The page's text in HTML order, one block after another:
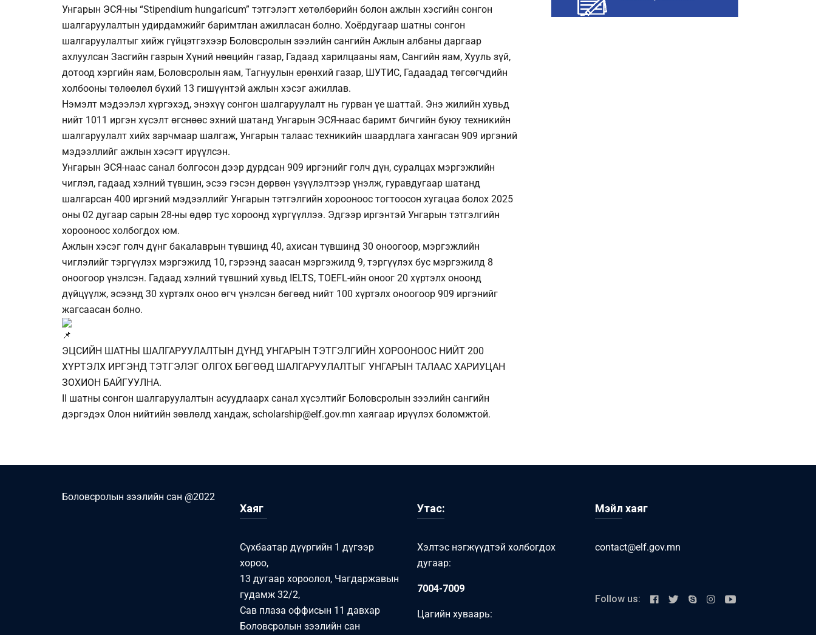
Унгарын ЭСЯ-ны “Stipendium hungaricum” тэтгэлэгт хөтөлбөрийн болон ажлын хэсгийн сонгон
шалгаруулалтын удирдамжийг баримтлан ажилласан болно. Хоёрдугаар шатны сонгон
шалгаруулалтыг хийж гүйцэтгэхээр Боловсролын зээлийн сангийн Ажлын албаны даргаар
ахлуулсан Засгийн газрын Хүний нөөцийн газар, Гадаад харилцааны яам, Сангийн яам, Хууль зүй,
дотоод хэргийн яам, Боловсролын яам, Тагнуулын ерөнхий газар, ШУТИС, Гадаадад төгсөгчдийн
холбооны төлөөлөл бүхий 13 гишүүнтэй ажлын хэсэг ажиллав.
Нэмэлт мэдээлэл хүргэхэд, энэхүү сонгон шалгаруулалт нь гурван үе шаттай. Энэ жилийн хувьд
нийт 1011 иргэн хүсэлт өгснөөс эхний шатанд Унгарын ЭСЯ-наас баримт бичгийн буюу техникийн
шалгаруулалт хийх зарчмаар шалгаж, Унгарын талаас техникийн шаардлага хангасан 909 иргэний
мэдээллийг ажлын хэсэгт ирүүлсэн.
Унгарын ЭСЯ-наас санал болгосон дээр дурдсан 909 иргэнийг голч дүн, суралцах мэргэжлийн
чиглэл, гадаад хэлний түвшин, эсээ гэсэн дөрвөн үзүүлэлтээр үнэлж, гуравдугаар шатанд
шалгарсан 400 иргэний мэдээллийг Унгарын тэтгэлгийн хорооноос тогтоосон хугацаа болох 2025
оны 02 дугаар сарын 28-ны өдөр тус хороонд хүргүүллээ. Эдгээр иргэнтэй Унгарын тэтгэлгийн
хорооноос холбогдох юм.
Ажлын хэсэг голч дүнг бакалаврын түвшинд 40, ахисан түвшинд 30 оноогоор, мэргэжлийн
чиглэлийг тэргүүлэх мэргэжилд 10, гэрээнд заасан мэргэжилд 9, тэргүүлэх бус мэргэжилд 8
оноогоор үнэлсэн. Гадаад хэлний түвшний хувьд IELTS, TOEFL-ийн оноог 20 хүртэлх оноонд
дүйцүүлж, эсээнд 30 хүртэлх оноо өгч үнэлсэн бөгөөд нийт 100 хүртэлх оноогоор 909 иргэнийг
жагсаасан болно.
ЭЦСИЙН ШАТНЫ ШАЛГАРУУЛАЛТЫН ДҮНД УНГАРЫН ТЭТГЭЛГИЙН ХОРООНООС НИЙТ 200
ХҮРТЭЛХ ИРГЭНД ТЭТГЭЛЭГ ОЛГОХ БӨГӨӨД ШАЛГАРУУЛАЛТЫГ УНГАРЫН ТАЛААС ХАРИУЦАН
ЗОХИОН БАЙГУУЛНА.
II шатны сонгон шалгаруулалтын асуудлаарх санал хүсэлтийг Боловсролын зээлийн сангийн
дэргэдэх Олон нийтийн зөвлөлд хандаж, scholarship@elf.gov.mn хаягаар ирүүлэх боломжтой.
Боловсролын зээлийн сан @2022
Хаяг
Сүхбаатар дүүргийн 1 дүгээр
хороо,
13 дугаар хороолол, Чагдаржавын
гудамж 32/2,
Сав плаза оффисын 11 давхар
Боловсролын зээлийн сан
Утас:
Хэлтэс нэгжүүдтэй холбогдох
дугаар:
7004-7009
Цагийн хуваарь:
Мэйл хаяг
contact@elf.gov.mn
Follow us: